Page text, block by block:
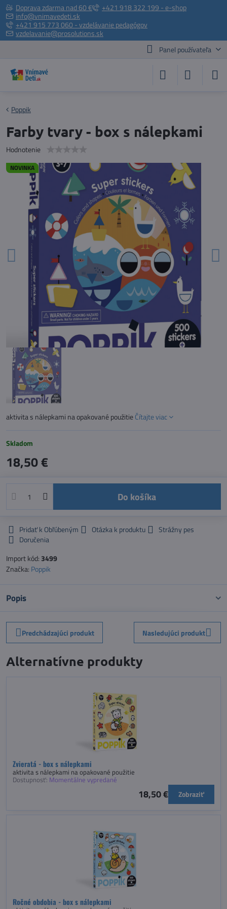
Doprava zdarma nad 60 €
+421 918 322 199 - e-shop
info@vnimavedeti.sk
+421 915 773 060 - vzdelávanie pedagógov
vzdelavanie@prosolutions.sk
Panel používateľa
NOVINKA
Poppik
Farby tvary - box s nálepkami
Hodnotenie
aktivita s nálepkami na opakované použitieČítajte viac
Skladom
18,50 €
Do košíka
Pridať k Obľúbeným Otázka k produktu
Strážny pes
Doručenia
Import kód: 3499
Značka: Poppik
Popis
Predchádzajúci produkt Nasledujúci produkt
Alternatívne produkty
Zvieratá - box s nálepkami
aktivita s nálepkami na opakované použitie
Dostupnosť: Momentálne vypredané
18,50 € Zobraziť
Ročné obdobia - box s nálepkami